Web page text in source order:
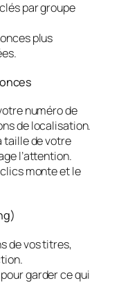
par groupe
plus
numéro de
de localisation.
taille de votre
l’attention.
monte et le
de vos titres,
garder ce qui